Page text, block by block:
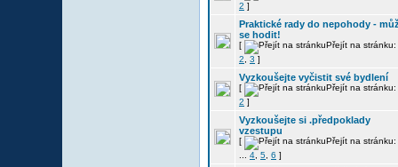
2 ]
Praktické rady do nepohody -
se hodit!
[
Přejít na stránku:
2
3 ]
Vyzkoušejte vyčistit své bydlení
[
Přejít na stránku:
2 ]
Vyzkoušejte si .předpoklady
vzestupu
[
Přejít na stránku:
4 5 6 ]